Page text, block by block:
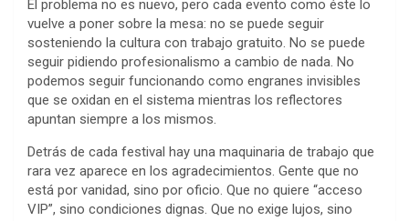
El problema no es nuevo, pero cada evento como éste lo
vuelve a poner sobre la mesa: no se puede seguir
sosteniendo la cultura con trabajo gratuito. No se puede
seguir pidiendo profesionalismo a cambio de nada. No
podemos seguir funcionando como engranes invisibles
que se oxidan en el sistema mientras los reflectores
apuntan siempre a los mismos.
Detrás de cada festival hay una maquinaria de trabajo que
rara vez aparece en los agradecimientos. Gente que no
está por vanidad, sino por oficio. Que no quiere “acceso
VIP”, sino condiciones dignas. Que no exige lujos, sino